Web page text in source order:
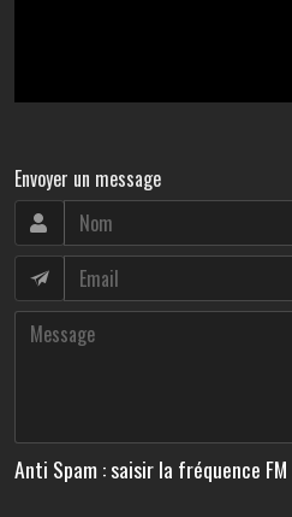
Envoyer un message
Anti Spam : saisir la fréquence